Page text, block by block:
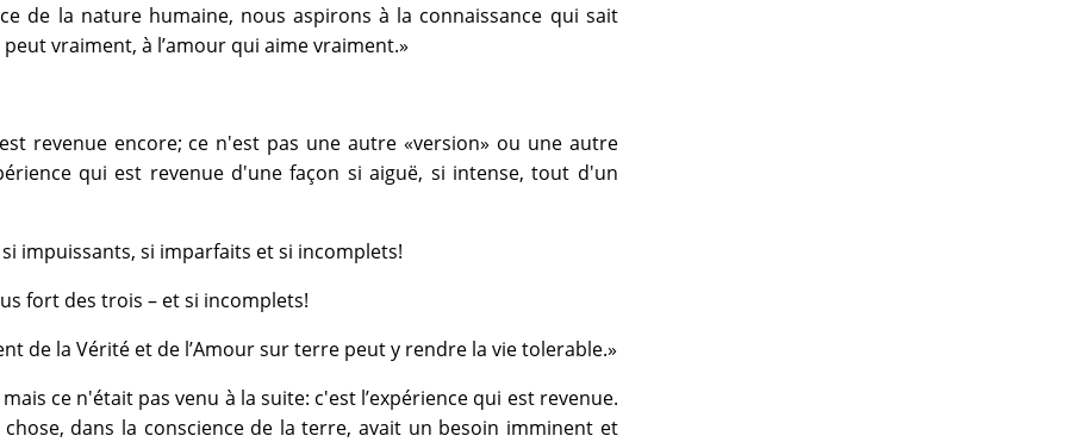
de la nature humaine, nous aspirons à la connaissance qui sait
vraiment, à l’amour qui aime vraiment.»
revenue encore; ce n'est pas une autre «version» ou une autre
qui est revenue d'une façon si aiguë, si intense, tout d'un
impuissants, si imparfaits et si incomplets!
fort des trois – et si incomplets!
de la Vérité et de l’Amour sur terre peut y rendre la vie tolerable.»
ce n'était pas venu à la suite: c'est l’expérience qui est revenue.
dans la conscience de la terre, avait un besoin imminent et